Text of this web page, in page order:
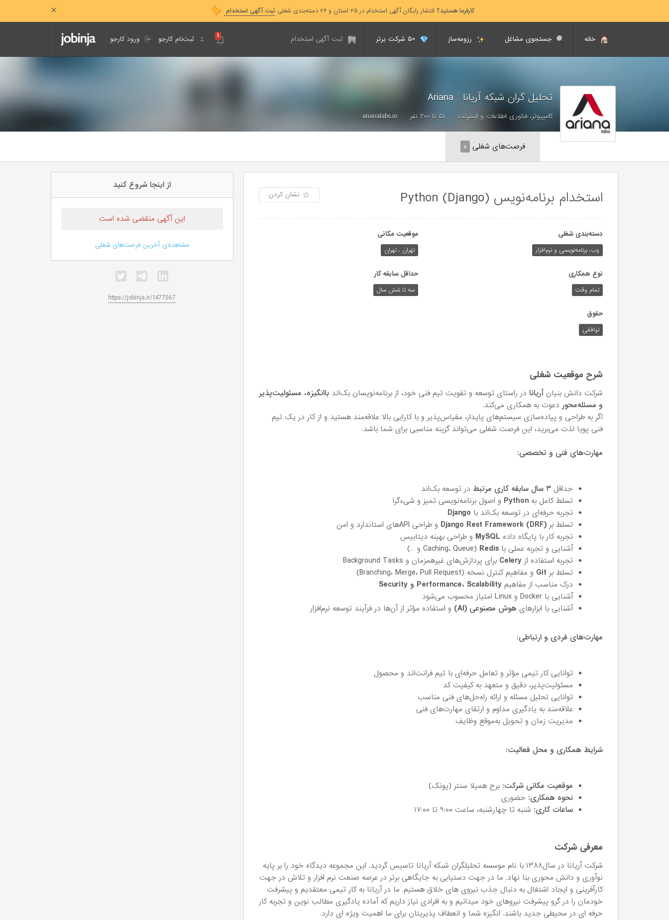
کارفرما هستید؟ انتشار رایگان آگهی استخدام در ۲۵ استان و ۲۶ دسته‌بندی شغلی ثبت آگهی استخدام
خانه جستجوی مشاغل رزومه‌ساز ثبت آگهی استخدام ورود کارجو ثبت‌نام کارجو ۱
تحلیل گران شبکه آریانا |
کامپیوتر، فناوری اطلاعات و اینترنت ۵۱ تا ۲۰۰ نفر arianalabs.io
فرصت‌های شغلی ۰
استخدام برنامه‌نویس (Python (Django نشان کردن
دسته‌بندی شغلی
وب،‌ برنامه‌نویسی و نرم‌افزار
موقعیت مکانی
تهران ، تهران
نوع همکاری
تمام وقت
حداقل سابقه کار
سه تا شش سال
حقوق
توافقی
شرح موقعیت شغلی
شرکت دانش بنیانآریانا در راستای توسعه و تقویت تیم فنی خود، از برنامه‌نویسان بک‌اند باانگیزه، مسئولیت‌پذیر
و مسئله‌محور دعوت به همکاری می‌کند.
اگر به طراحی و پیاده‌سازی سیستم‌های پایدار، مقیاس‌پذیر و با کارایی بالا علاقه‌مند هستید و از کار در یک تیم
فنی پویا لذت می‌برید، این فرصت شغلی می‌تواند گزینه مناسبی برای شما باشد.
مهارت‌های فنی و تخصصی:
حداقل ۳ سال سابقه کاری مرتبط
در توسعه بک‌اند
تسلط کامل به Python و اصول برنامه‌نویسی تمیز و شیءگرا
تجربه حرفه‌ای در توسعه بک‌اند با Django
تسلط بر Django Rest Framework (DRF) و طراحی APIهای استاندارد و امن
تجربه کار با پایگاه داده MySQL و طراحی بهینه دیتابیس
آشنایی و تجربه عملی با Redis (Caching، Queue و …)
تجربه استفاده از Celery برای پردازش‌های غیرهمزمان و Background Tasks
تسلط بر Git و مفاهیم کنترل نسخه (Branching، Merge، Pull Request)
درک مناسب از مفاهیم Performance، Scalability و Security
آشنایی با Docker و Linux امتیاز محسوب می‌شود
آشنایی با ابزارهای هوش مصنوعی (AI) و استفاده مؤثر از آن‌ها در فرآیند توسعه نرم‌افزار
مهارت‌های فردی و ارتباطی:
توانایی کار تیمی مؤثر و تعامل حرفه‌ای با تیم فرانت‌اند و محصول
مسئولیت‌پذیر، دقیق و متعهد به کیفیت کد
توانایی تحلیل مسئله و ارائه راه‌حل‌های فنی مناسب
علاقه‌مند به یادگیری مداوم و ارتقای مهارت‌های فنی
مدیریت زمان و تحویل به‌موقع وظایف
شرایط همکاری و محل فعالیت:
موقعیت مکانی شرکت: برج همیلا سنتر (پونک)
نحوه همکاری: حضوری
ساعات کاری: شنبه تا چهارشنبه، ساعت ۹:۰۰ تا ۱۷:۰۰
معرفی شرکت
شرکت آریانا در سال۱۳۸۸ با نام موسسه تحلیلگران شبکه آریانا تاسیس گردید. این مجموعه دیدگاه خود را بر پایه
نوآوری و دانش محوری بنا نهاد. ما در جهت دستیابی به جایگاهی برتر در عرصه صنعت نرم افزار و تلاش در جهت
کارآفرینی و ایجاد اشتغال به دنبال جذب نیروی های خلاق هستیم. ما در آریانا به کار تیمی معتقدیم و پیشرفت
خودمان را در گرو پیشرفت نیروهای خود میدانیم و به افرادی نیاز داریم که آماده یادگیری مطالب نوین و تجربه کار
حرفه ای در محیطی جدید باشند. انگیزه شما و انعطاف پذیریتان برای ما اهمیت ویژه ای دارد.
از اینجا شروع کنید
این آگهی منقضی شده است
مشاهده‌ی آخرین فرصت‌های شغلی
https://jobinja.ir/1477067